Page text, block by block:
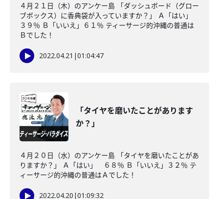
４月２１日（木）のアンケー島 「ダッシュボード（グロー
ブボックス）に香典袋が入っていますか？」 Ａ「はい」
３９％ Ｂ「いいえ」６１％ ティーサージ的沖縄の普通は
Ｂでした！
2022.04.21 |01:04:47
「タイヤを磨いたことがあります
か？」
４月２０日（水）のアンケー島 「タイヤを磨いたことがあ
りますか？」 Ａ「はい」 ６８％ Ｂ「いいえ」３２％ テ
ィーサージ的沖縄の普通はＡでした！
2022.04.20 |01:09:32